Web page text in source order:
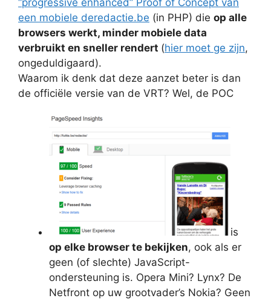
een mobiele deredactie.be (in PHP) die op alle
browsers werkt, minder mobiele data
verbruikt en sneller rendert (hier moet ge zijn,
ongeduldigaard).
Waarom ik denk dat deze aanzet beter is dan
de officiële versie van de VRT? Wel, de POC
is
op elke browser te bekijken, ook als er
geen (of slechte) JavaScript-
ondersteuning is. Opera Mini? Lynx? De
Netfront op uw grootvader’s Nokia? Geen